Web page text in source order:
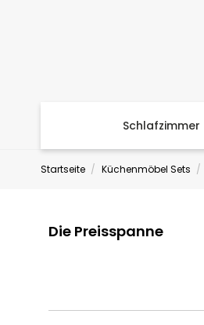
Schlafzimmer
Startseite Küchenmöbel Sets
Die Preisspanne